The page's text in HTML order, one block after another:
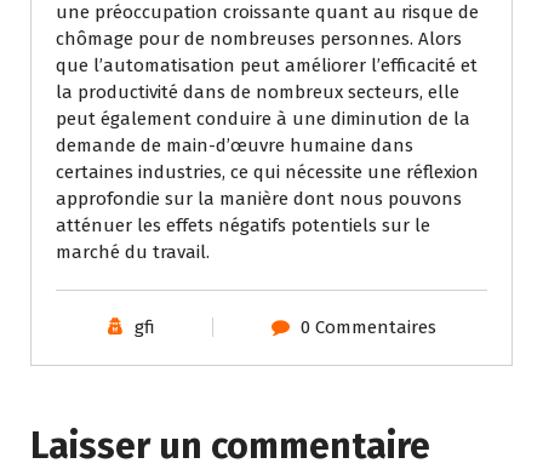
une préoccupation croissante quant au risque de
chômage pour de nombreuses personnes. Alors
que l’automatisation peut améliorer l’efficacité et
la productivité dans de nombreux secteurs, elle
peut également conduire à une diminution de la
demande de main-d’œuvre humaine dans
certaines industries, ce qui nécessite une réflexion
approfondie sur la manière dont nous pouvons
atténuer les effets négatifs potentiels sur le
marché du travail.
gfi 0 Commentaires
Laisser un commentaire